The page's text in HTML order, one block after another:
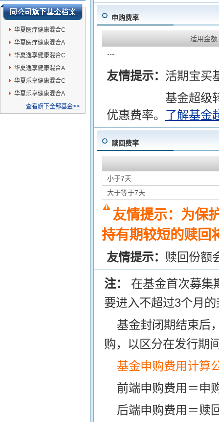
华夏医疗健康混合C
华夏医疗健康混合A
华夏逸享健康混合C
华夏逸享健康混合A
华夏乐享健康混合C
华夏乐享健康混合A
查看旗下全部基金>>
申购费率
适用金额
---
友情提示： 活期宝买
基金超级
优惠费率。 了解基金
赎回费率
小于7天
大于等于7天
友情提示：为保
持有期较短的赎回
友情提示： 赎回份额
注： 在基金首次募集
要进入不超过3个月
基金封闭期结束后
购，以区分在发行期
基金申购费用计算
前端申购费用＝申
后端申购费用＝赎